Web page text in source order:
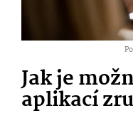
Jak je
aplikací